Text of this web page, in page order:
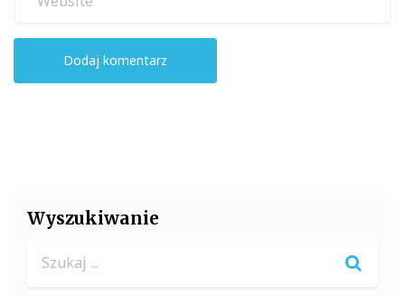
Wyszukiwanie
for: